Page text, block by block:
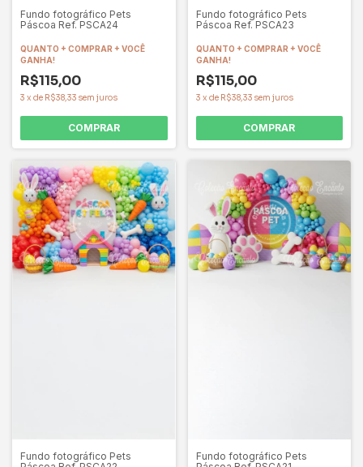
Fundo fotográfico Pets
Páscoa Ref. PSCA24
QUANTO + COMPRAR + VOCÊ
GANHA!
R$115,00
3 x de R$38,33 sem juros
COMPRAR
Fundo fotográfico Pets
Páscoa Ref. PSCA23
QUANTO + COMPRAR + VOCÊ
GANHA!
R$115,00
3 x de R$38,33 sem juros
COMPRAR
Fundo fotográfico Pets
Fundo fotográfico Pets